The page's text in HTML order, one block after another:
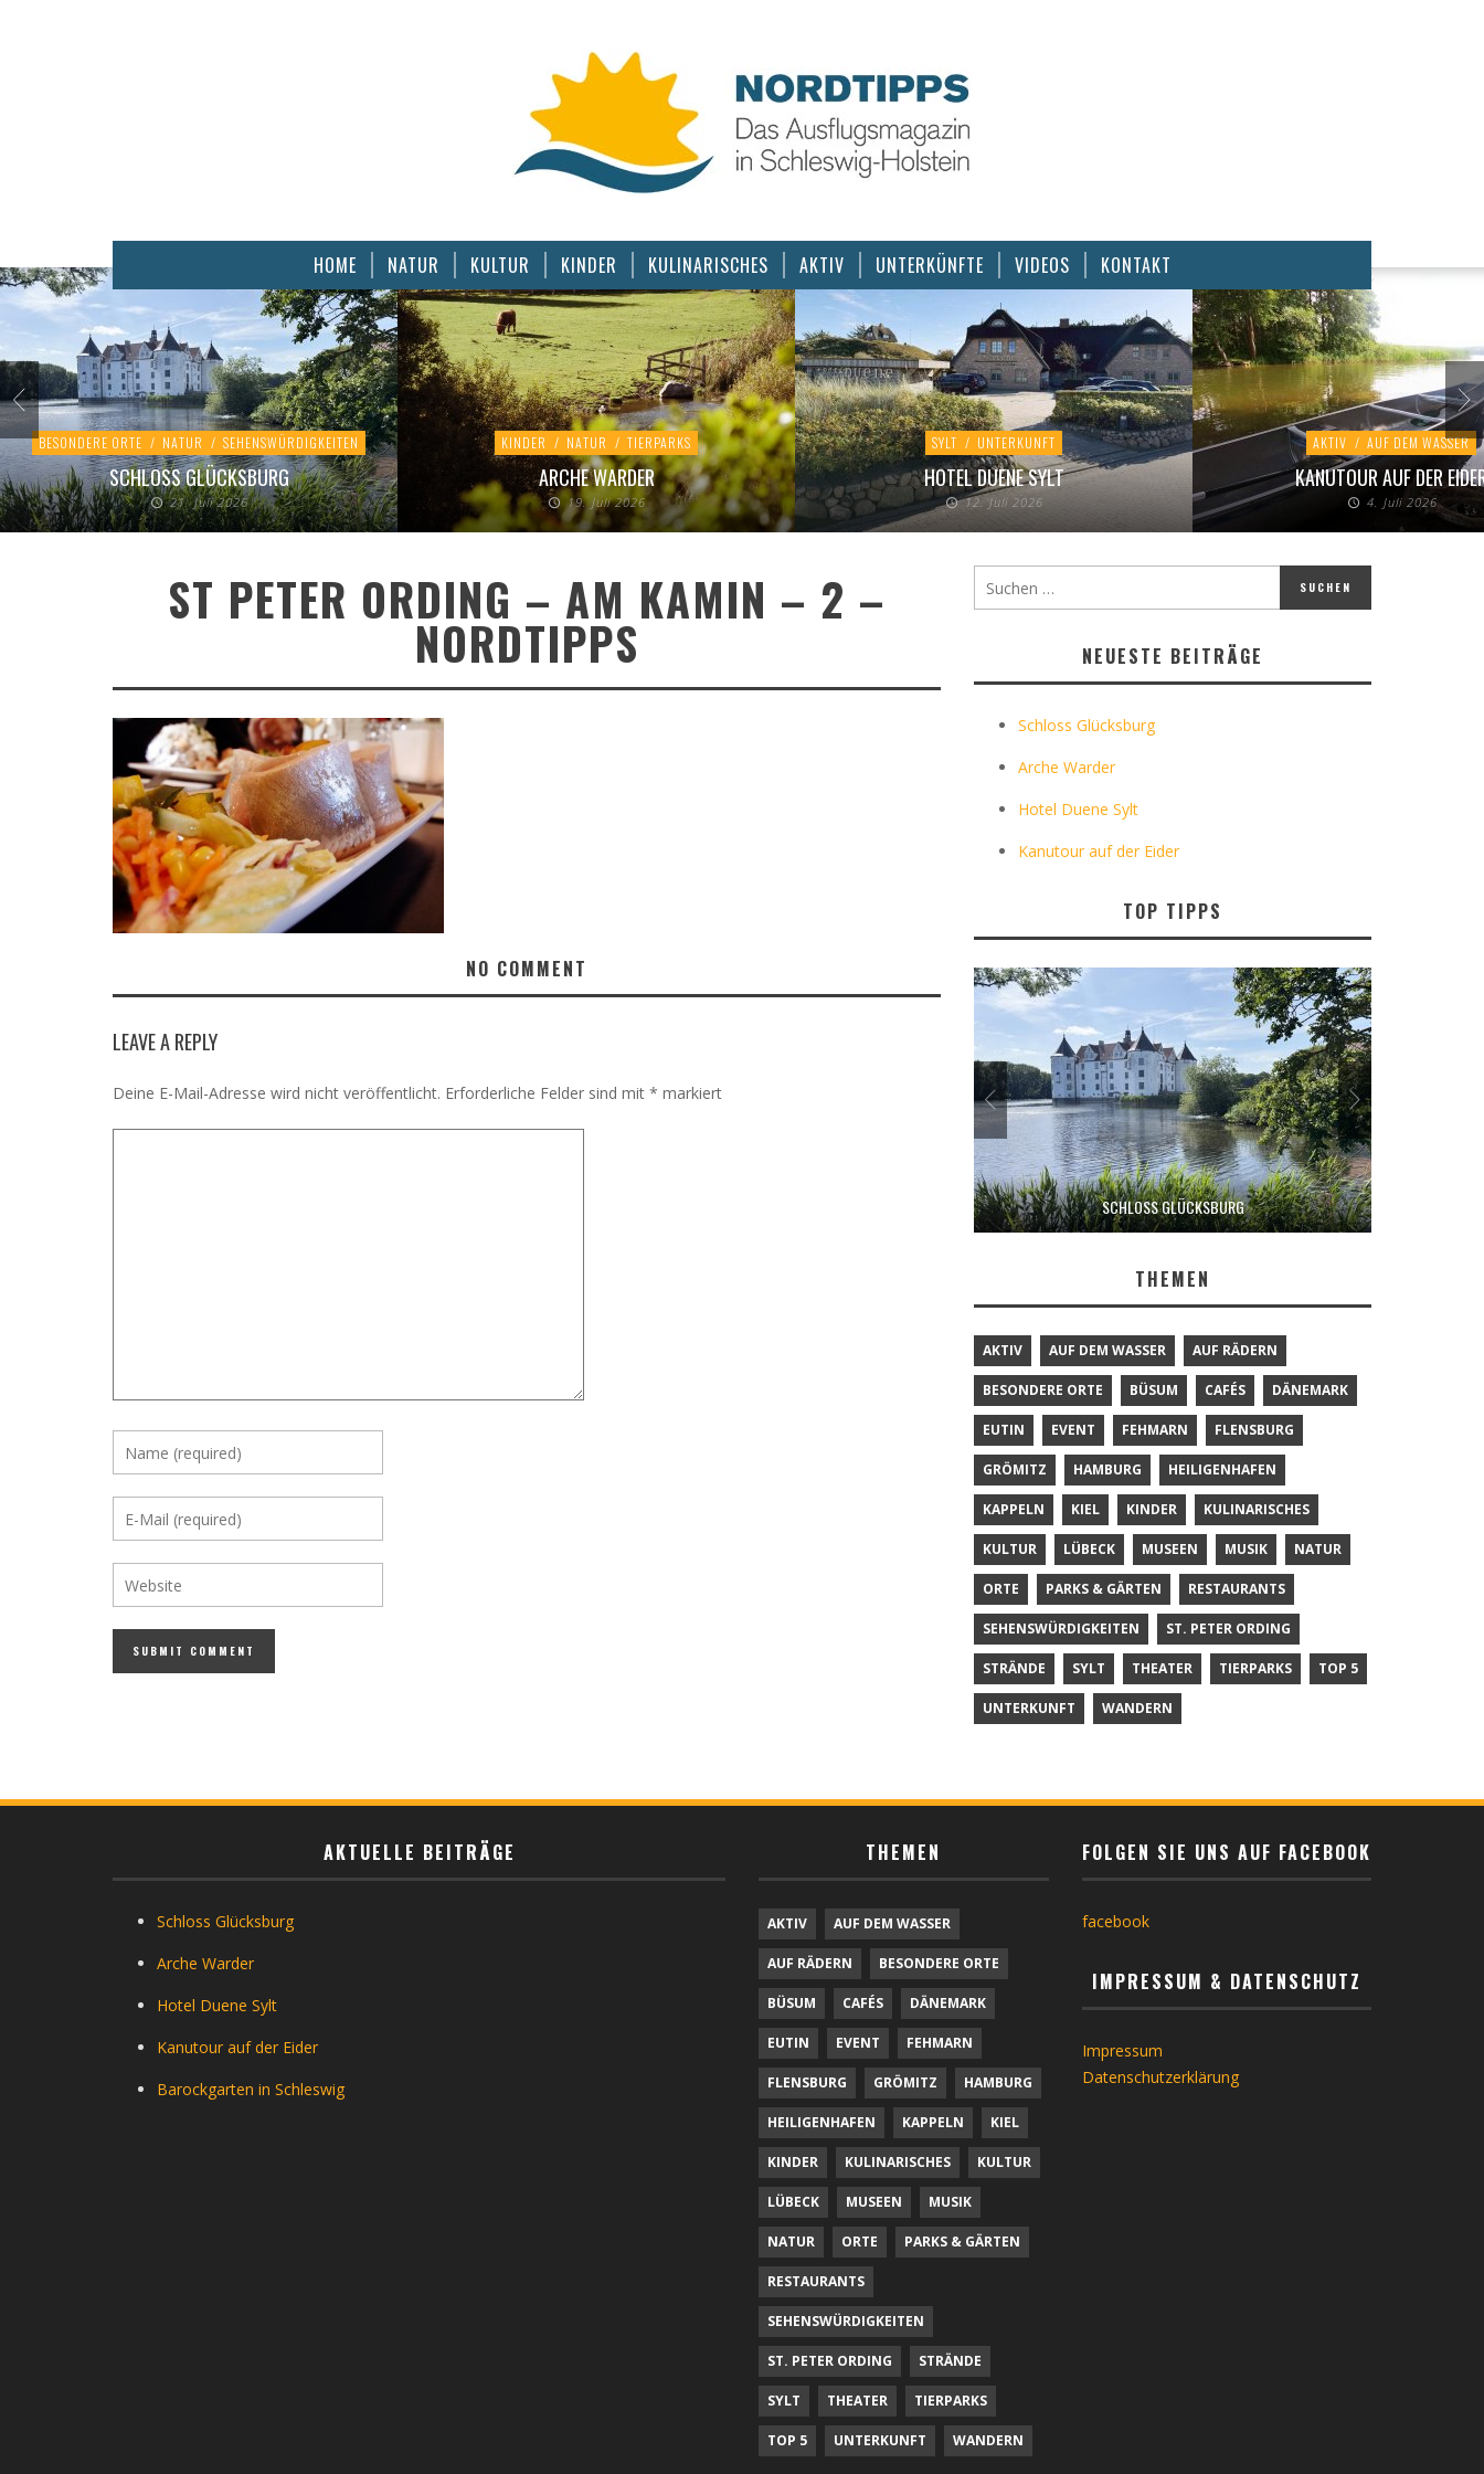
HOME NATUR KULTUR KINDER KULINARISCHES AKTIV UNTERKÜNFTE VIDEOS KONTAKT
BESONDERE ORTE / NATUR / SEHENSWÜRDIGKEITEN
SCHLOSS GLÜCKSBURG
21. Juli 2026
KINDER / NATUR / TIERPARKS
ARCHE WARDER
19. Juli 2026
SYLT / UNTERKUNFT
HOTEL DUENE SYLT
12. Juli 2026
AKTIV / AUF DEM WASSER
KANUTOUR AUF DER
4. Juli 2026
ST PETER ORDING – AM KAMIN – 2 –
NORDTIPPS
NO COMMENT
LEAVE A REPLY
Deine E-Mail-Adresse wird nicht veröffentlicht. Erforderliche Felder sind mit * markiert
NEUESTE BEITRÄGE
Schloss Glücksburg
Arche Warder
Hotel Duene Sylt
Kanutour auf der Eider
TOP TIPPS
SCHLOSS GLÜCKSBURG
THEMEN
AKTIV AUF DEM WASSER AUF RÄDERN
BESONDERE ORTE BÜSUM CAFÉS DÄNEMARK
EUTIN EVENT FEHMARN FLENSBURG
GRÖMITZ HAMBURG HEILIGENHAFEN
KAPPELN KIEL KINDER KULINARISCHES
KULTUR LÜBECK MUSEEN MUSIK NATUR
ORTE PARKS & GÄRTEN RESTAURANTS
SEHENSWÜRDIGKEITEN ST. PETER ORDING
STRÄNDE SYLT THEATER TIERPARKS TOP 5
UNTERKUNFT WANDERN
AKTUELLE BEITRÄGE
Schloss Glücksburg
Arche Warder
Hotel Duene Sylt
Kanutour auf der Eider
Barockgarten in Schleswig
THEMEN
AKTIV AUF DEM WASSER
AUF RÄDERN BESONDERE ORTE
BÜSUM CAFÉS DÄNEMARK
EUTIN EVENT FEHMARN
FLENSBURG GRÖMITZ HAMBURG
HEILIGENHAFEN KAPPELN KIEL
KINDER KULINARISCHES KULTUR
LÜBECK MUSEEN MUSIK
NATUR ORTE PARKS & GÄRTEN
RESTAURANTS
SEHENSWÜRDIGKEITEN
ST. PETER ORDING STRÄNDE
SYLT THEATER TIERPARKS
TOP 5 UNTERKUNFT WANDERN
FOLGEN SIE UNS AUF FACEBOOK
facebook
IMPRESSUM & DATENSCHUTZ
Impressum
Datenschutzerklärung